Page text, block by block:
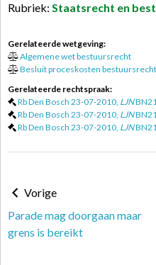
Rubriek: Staatsrecht en
Gerelateerde wetgeving:
Algemene wet bestuursrecht
Besluit proceskosten bestuursrecht
Gerelateerde rechtspraak:
Rb Den Bosch 23-07-2010, LJN
Rb Den Bosch 23-07-2010, LJN
Rb Den Bosch 23-07-2010, LJN
Vorige
Parade mag doorgaan maar
grens is bereikt